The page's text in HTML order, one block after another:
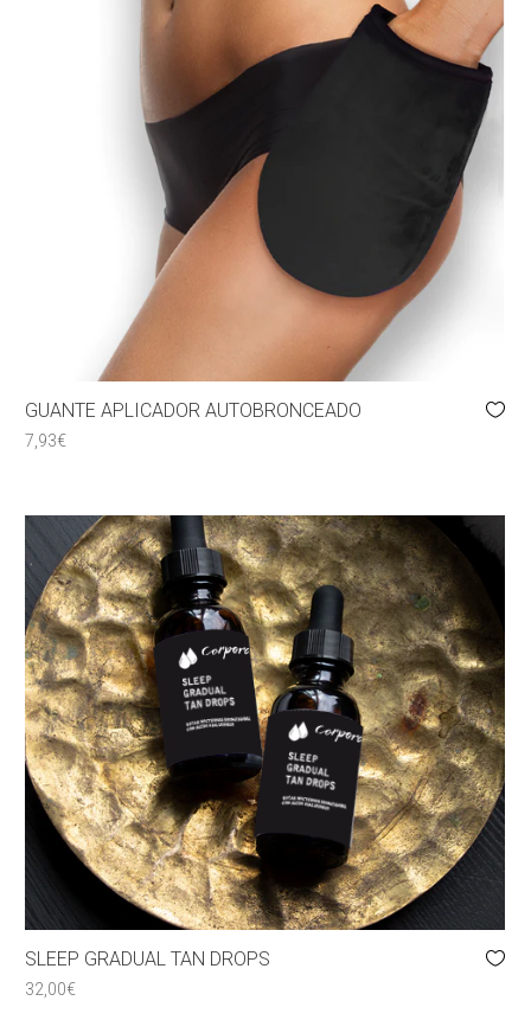
GUANTE APLICADOR AUTOBRONCEADO
7,93€
SLEEP GRADUAL TAN DROPS
32,00€